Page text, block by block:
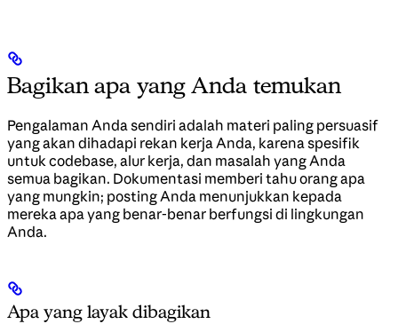
Bagikan apa yang Anda temukan
Pengalaman Anda sendiri adalah materi paling persuasif
yang akan dihadapi rekan kerja Anda, karena spesifik
untuk codebase, alur kerja, dan masalah yang Anda
semua bagikan. Dokumentasi memberi tahu orang apa
yang mungkin; posting Anda menunjukkan kepada
mereka apa yang benar-benar berfungsi di lingkungan
Anda.
Apa yang layak dibagikan